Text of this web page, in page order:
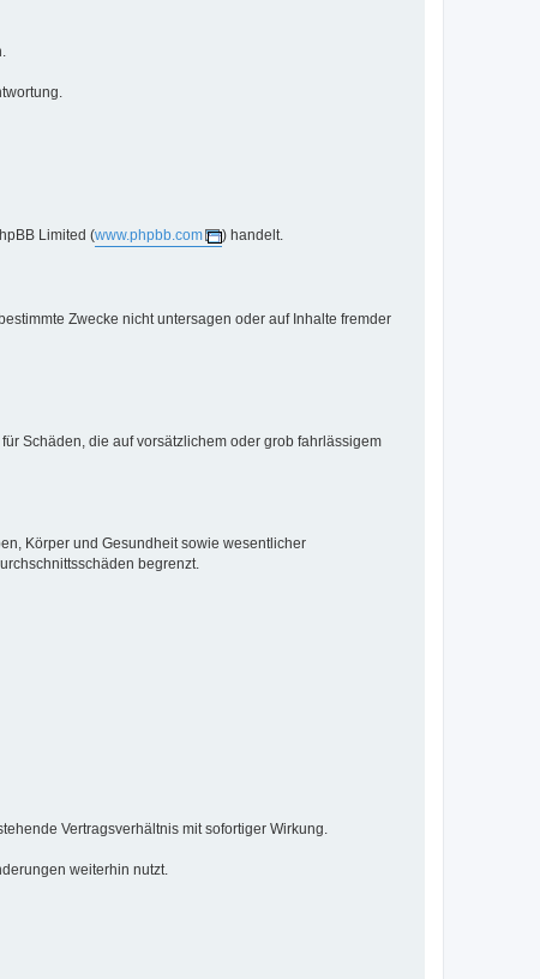
Limited (www.phpbb.com ) handelt.
Zwecke nicht untersagen oder auf Inhalte fremder
Schäden, die auf vorsätzlichem oder grob fahrlässigem
Körper und Gesundheit sowie wesentlicher
begrenzt.
Vertragsverhältnis mit sofortiger Wirkung.
weiterhin nutzt.